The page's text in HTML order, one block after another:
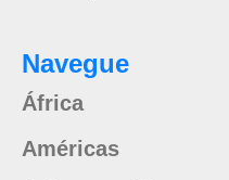
Navegue
África
Américas